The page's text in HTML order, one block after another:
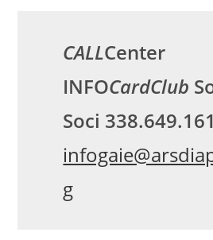
CALLCenter
INFOCardClub
Soci
g